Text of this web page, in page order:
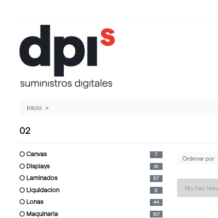
Inicio
02
canvas 7
displays 41
laminados 57
liquidacion 5
lonas 44
maquinaria 107
No hay